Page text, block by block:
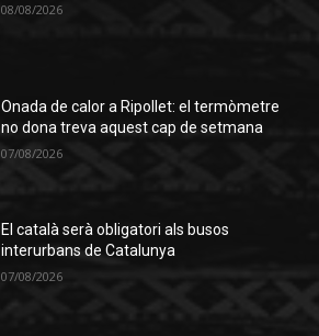
08/08/2026
Onada de calor a Ripollet: el termòmetre
no dona treva aquest cap de setmana
07/08/2026
El català serà obligatori als busos
interurbans de Catalunya
07/08/2026